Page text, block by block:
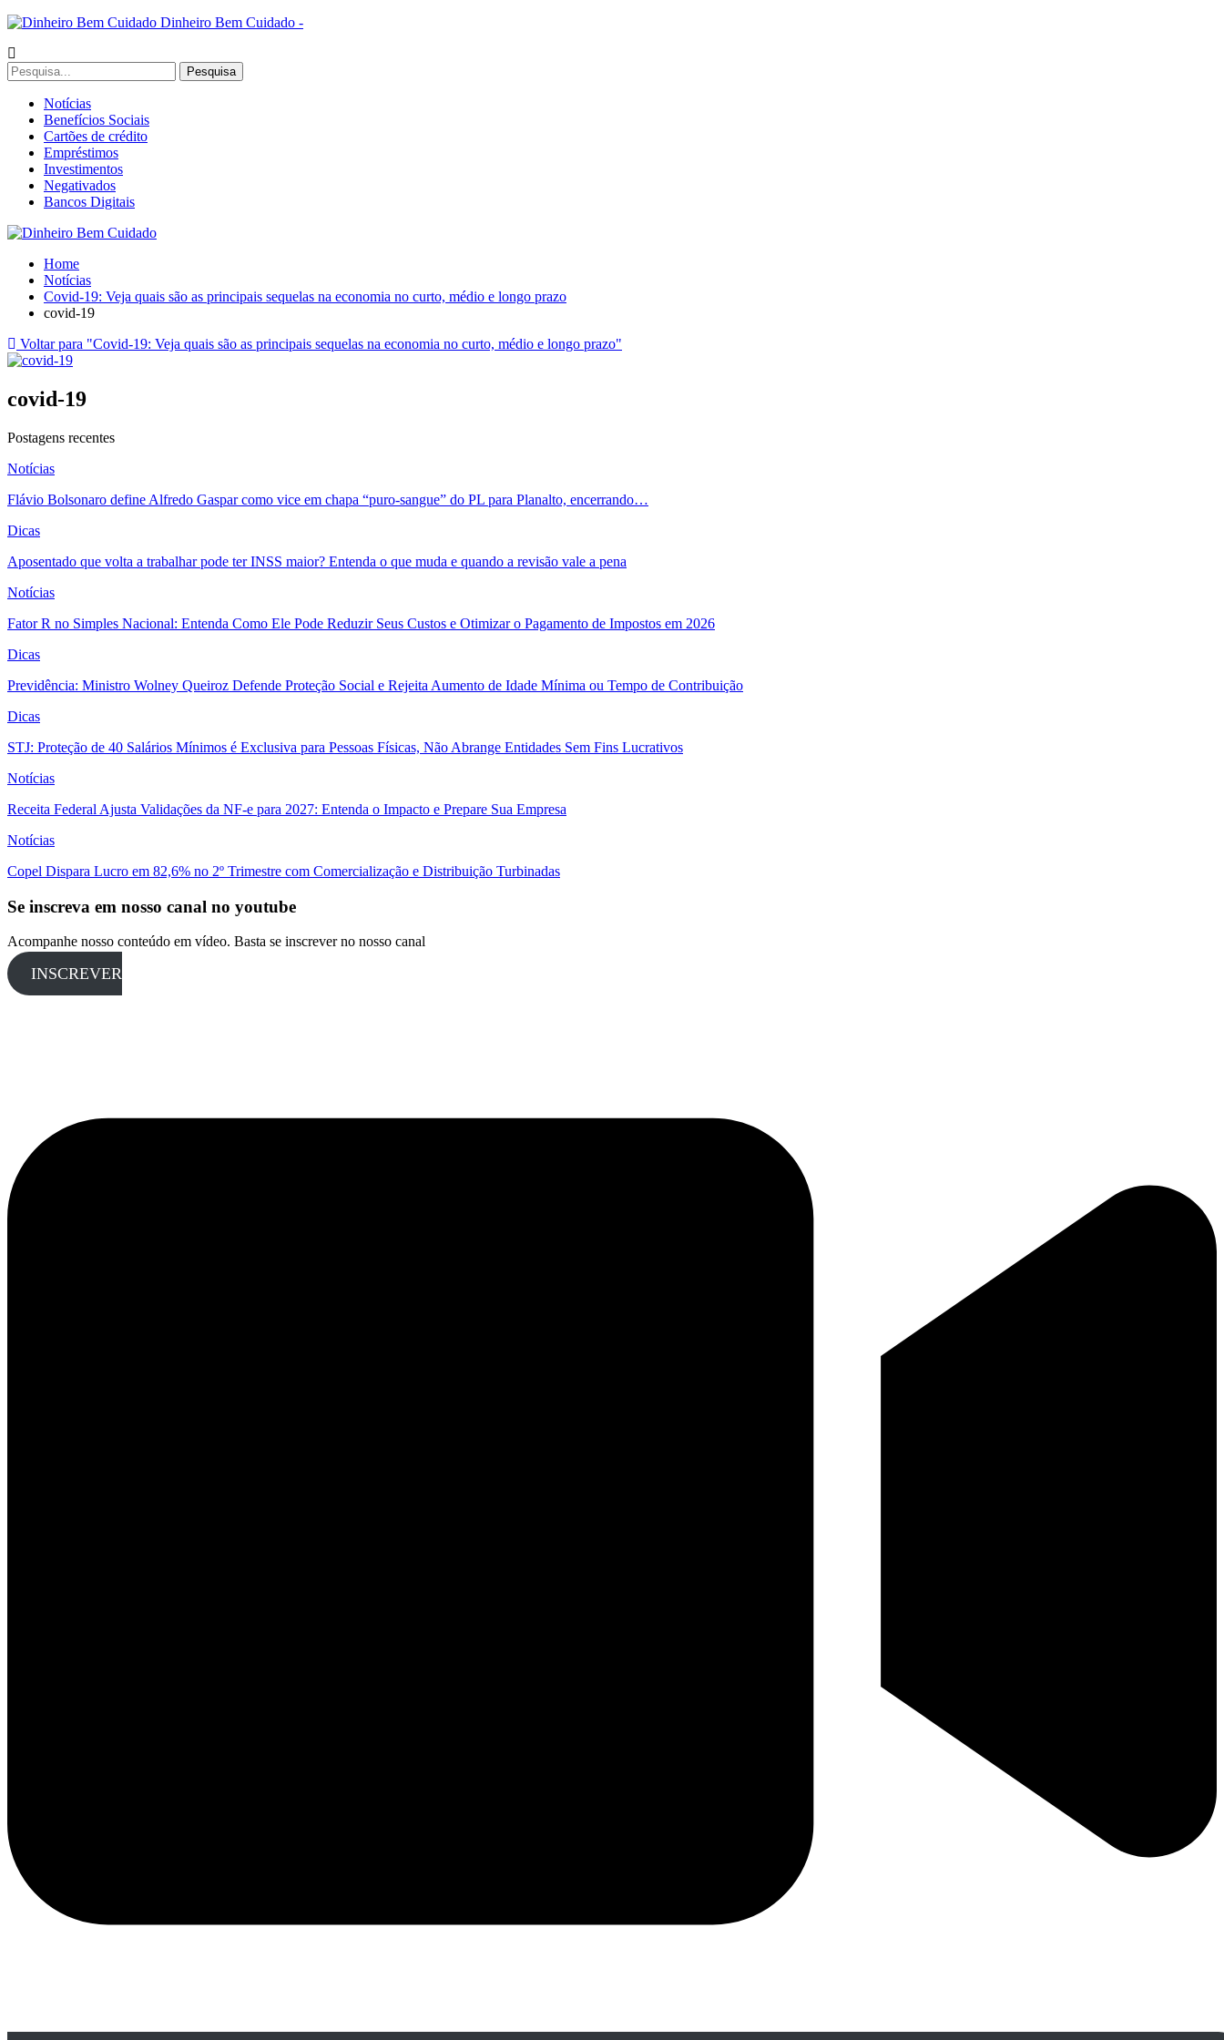
Dinheiro Bem Cuidado -
Notícias
Benefícios Sociais
Cartões de crédito
Empréstimos
Investimentos
Negativados
Bancos Digitais
Home
Notícias
Covid-19: Veja quais são as principais sequelas na economia no curto, médio e longo prazo
covid-19
Voltar para "Covid-19: Veja quais são as principais sequelas na economia no curto, médio e longo prazo"
covid-19
Postagens recentes
Notícias
Flávio Bolsonaro define Alfredo Gaspar como vice em chapa “puro-sangue” do PL para Planalto, encerrando…
Dicas
Aposentado que volta a trabalhar pode ter INSS maior? Entenda o que muda e quando a revisão vale a pena
Notícias
Fator R no Simples Nacional: Entenda Como Ele Pode Reduzir Seus Custos e Otimizar o Pagamento de Impostos em 2026
Dicas
Previdência: Ministro Wolney Queiroz Defende Proteção Social e Rejeita Aumento de Idade Mínima ou Tempo de Contribuição
Dicas
STJ: Proteção de 40 Salários Mínimos é Exclusiva para Pessoas Físicas, Não Abrange Entidades Sem Fins Lucrativos
Notícias
Receita Federal Ajusta Validações da NF-e para 2027: Entenda o Impacto e Prepare Sua Empresa
Notícias
Copel Dispara Lucro em 82,6% no 2º Trimestre com Comercialização e Distribuição Turbinadas
Se inscreva em nosso canal no youtube
Acompanhe nosso conteúdo em vídeo. Basta se inscrever no nosso canal
INSCREVER